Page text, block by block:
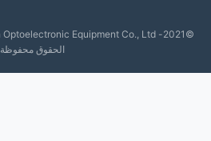
الحقوق محفوظة